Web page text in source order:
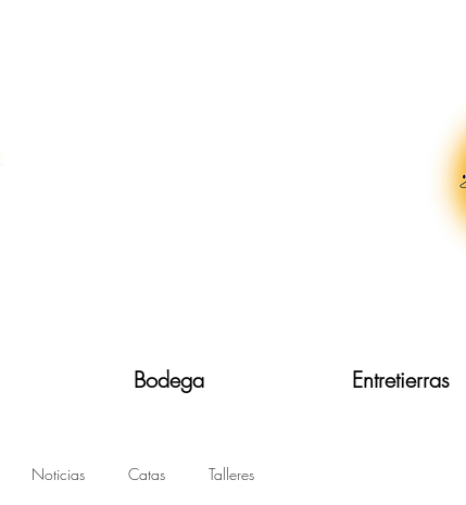
Bodega Entretierras
Noticias Catas Talleres